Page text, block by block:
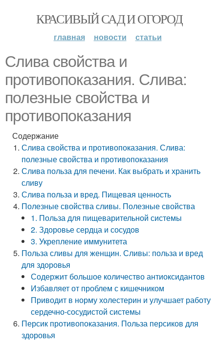
КРАСИВЫЙ САД И ОГОРОД
главная новости статьи
Слива свойства и
противопоказания. Слива:
полезные свойства и
противопоказания
Содержание
Слива свойства и противопоказания. Слива:
полезные свойства и противопоказания
Слива польза для печени. Как выбрать и хранить
сливу
Слива польза и вред. Пищевая ценность
Полезные свойства сливы. Полезные свойства
1. Польза для пищеварительной системы
2. Здоровье сердца и сосудов
3. Укрепление иммунитета
Польза сливы для женщин. Сливы: польза и вред
для здоровья
Содержит большое количество антиоксидантов
Избавляет от проблем с кишечником
Приводит в норму холестерин и улучшает работу
сердечно-сосудистой системы
Персик противопоказания. Польза персиков для
здоровья